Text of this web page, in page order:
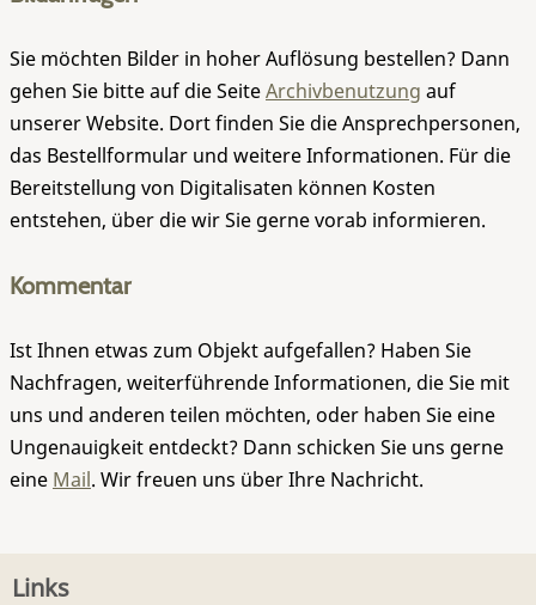
Sie möchten Bilder in hoher Auflösung bestellen? Dann
gehen Sie bitte auf die SeiteArchivbenutzung auf
unserer Website. Dort finden Sie die Ansprechpersonen,
das Bestellformular und weitere Informationen. Für die
Bereitstellung von Digitalisaten können Kosten
entstehen, über die wir Sie gerne vorab informieren.
Kommentar
Ist Ihnen etwas zum Objekt aufgefallen? Haben Sie
Nachfragen, weiterführende Informationen, die Sie mit
uns und anderen teilen möchten, oder haben Sie eine
Ungenauigkeit entdeckt? Dann schicken Sie uns gerne
eine Mail. Wir freuen uns über Ihre Nachricht.
Links